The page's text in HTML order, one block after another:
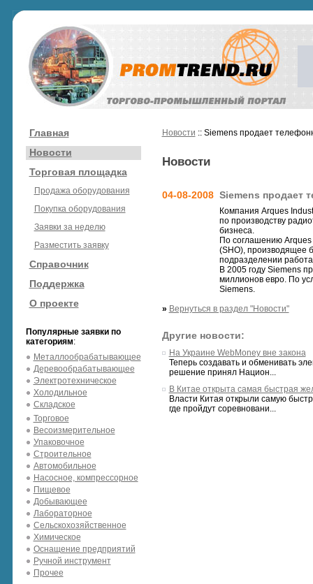
Главная
Новости
Торговая площадка
Продажа оборудования
Покупка оборудования
Заявки за неделю
Разместить заявку
Справочник
Поддержка
О проекте
Популярные заявки по
категориям:
Металлообрабатывающее
Деревообрабатывающее
Электротехническое
Холодильное
Складское
Торговое
Весоизмерительное
Упаковочное
Строительное
Автомобильное
Насосное, компрессорное
Пищевое
Добывающее
Лабораторное
Сельскохозяйственное
Химическое
Оснащение предприятий
Ручной инструмент
Прочее
Новости :: Siemens продает
Новости
04-08-2008 Siemens продает
Компания Arques
по производству
бизнеса.
По соглашению Arques
(SHO), производящее
подразделении
В 2005 году Siemens
миллионов евро. По
Siemens.
» Вернуться в раздел "Новости"
Другие новости:
На Украине WebMoney вне закона
Теперь создавать и обменивать
решение принял Национ...
В Китае открыта самая быстрая
Власти Китая открыли самую
где пройдут соревновани...